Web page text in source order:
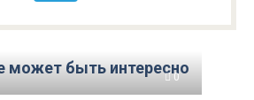
может быть интересно
0